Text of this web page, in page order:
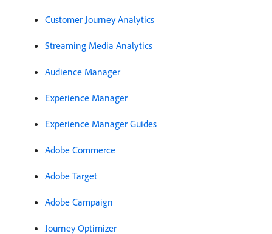
Customer Journey Analytics
Streaming Media Analytics
Audience Manager
Experience Manager
Experience Manager Guides
Adobe Commerce
Adobe Target
Adobe Campaign
Journey Optimizer